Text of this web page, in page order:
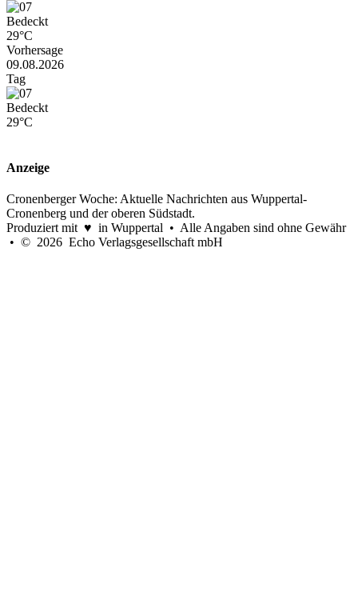
Bedeckt
29°C
Vorhersage
09.08.2026
Tag
Bedeckt
29°C
Anzeige
Cronenberger Woche: Aktuelle Nachrichten aus Wuppertal-
Cronenberg und der oberen Südstadt.
Produziert mit ♥ in Wuppertal • Alle Angaben sind ohne Gewähr
• © 2026 Echo Verlagsgesellschaft mbH